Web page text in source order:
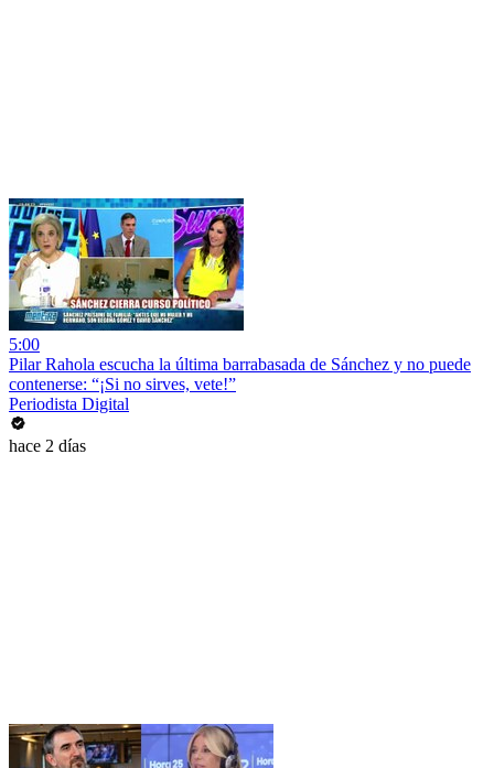
5:00
Pilar Rahola escucha la última barrabasada de Sánchez y no puede
contenerse: “¡Si no sirves, vete!”
Periodista Digital
hace 2 días